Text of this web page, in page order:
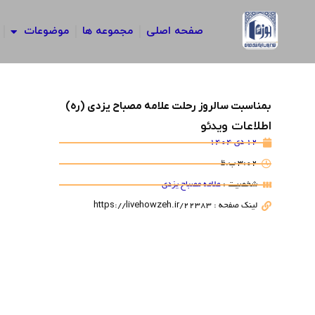
صفحه اصلی مجموعه ها موضوعات
بمناسبت سالروز رحلت علامه مصباح یزدی (ره)
اطلاعات ویدئو
12 دی 1404
3:02 ب.ظ
شخصیت :علامه مصباح یزدی
لینک صفحه : https://livehowzeh.ir/22383